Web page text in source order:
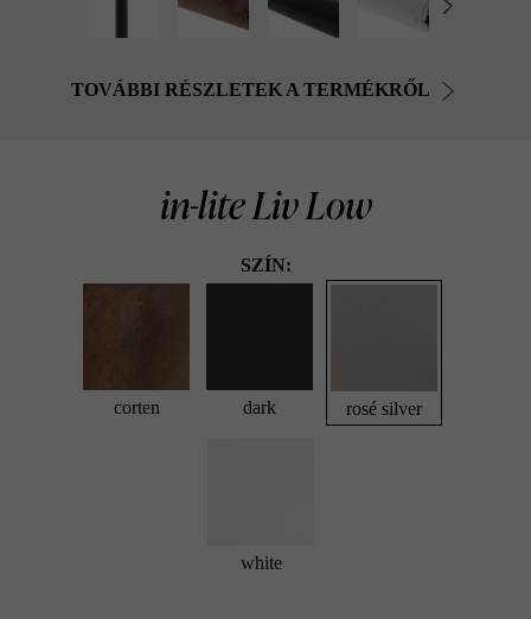
TOVÁBBI RÉSZLETEK A TERMÉKRŐL
in-lite Liv Low
SZÍN:
corten dark rosé silver
white